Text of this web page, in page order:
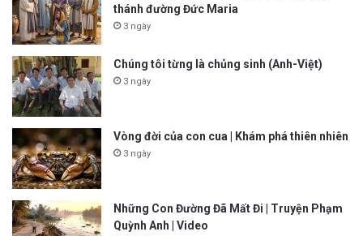
thánh đường Đức Maria
3 ngày
Chúng tôi từng là chủng sinh (Anh-Việt)
3 ngày
Vòng đời của con cua | Khám phá thiên nhiên
3 ngày
Những Con Đường Đã Mất Đi | Truyện Phạm
Quỳnh Anh | Video